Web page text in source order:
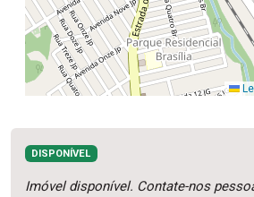
DISPONÍVEL
Imóvel disponível. Contate-nos